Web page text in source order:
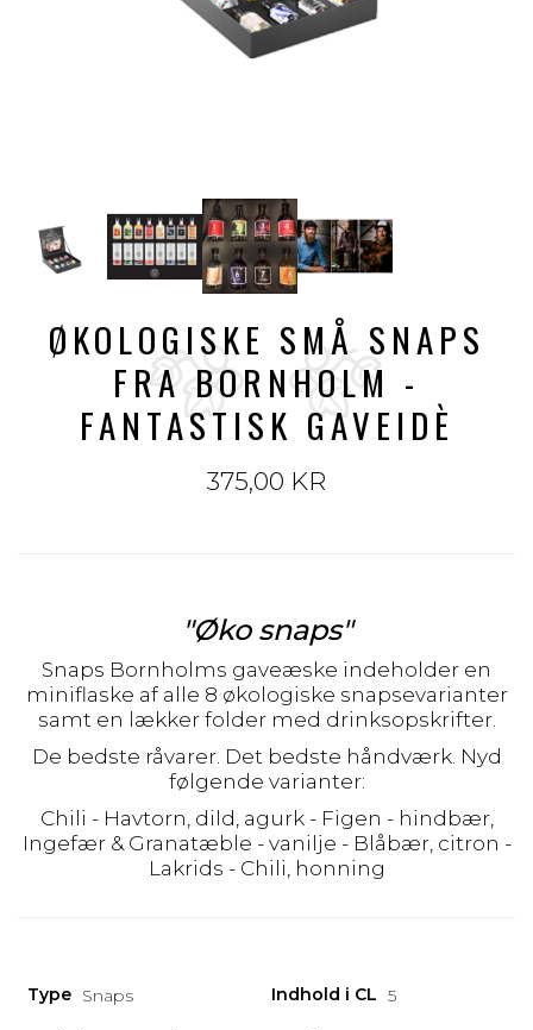
ØKOLOGISKE SMÅ SNAPS
FRA BORNHOLM -
FANTASTISK GAVEIDÈ
375,00 KR
"Øko snaps"
Snaps Bornholms gaveæske indeholder en
miniflaske af alle 8 økologiske snapsevarianter
samt en lækker folder med drinksopskrifter.
De bedste råvarer. Det bedste håndværk. Nyd
følgende varianter:
Chili - Havtorn, dild, agurk - Figen - hindbær,
Ingefær & Granatæble - vanilje - Blåbær, citron -
Lakrids - Chili, honning
Type Snaps Indhold i CL 5